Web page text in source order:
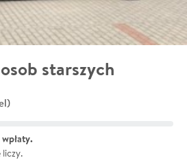
starszych
liczy.